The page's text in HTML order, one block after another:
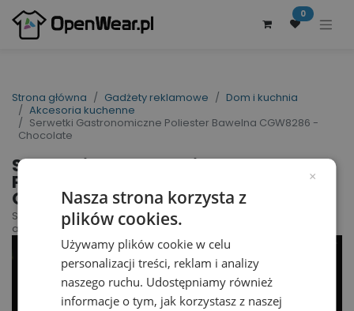
0
Strona główna Gadżety reklamowe
Dom i kuchnia
Akcesoria kuchenne
Serwetki Gastronomiczne Poliester Bawelna CGW8286 -
Chocolate
Serwetki Gastronomiczne
Poliester Bawelna
CGW8286 - Chocolate
Serviettes Arezzo Classic | nr art.: CGW8286 | nr
art. producenta: 08286/08285
×
Nasza strona korzysta z
plików cookies.
Używamy plików cookie w celu
personalizacji treści, reklam i analizy
naszego ruchu. Udostępniamy również
informacje o tym, jak korzystasz z naszej